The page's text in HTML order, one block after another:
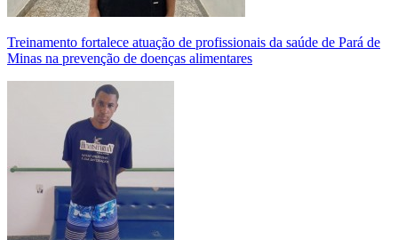
Treinamento fortalece atuação de profissionais da saúde de Pará de
Minas na prevenção de doenças alimentares